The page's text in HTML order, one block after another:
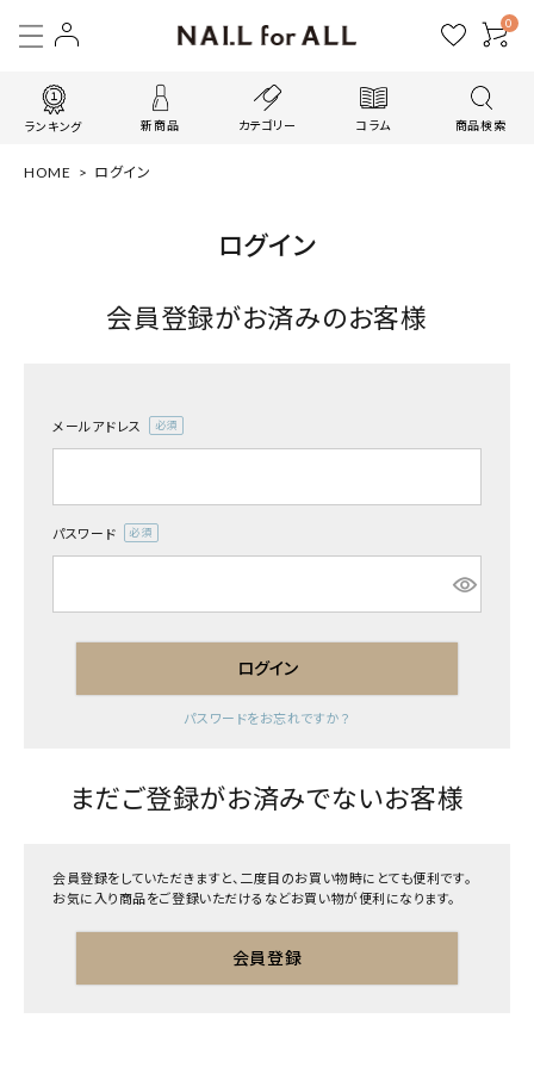
0
ランキング 新商品 カテゴリー コラム 商品検索
HOME ログイン
ログイン
会員登録がお済みのお客様
メールアドレス
パスワード
ログイン
パスワードをお忘れですか？
まだご登録がお済みでないお客様
会員登録をしていただきますと、二度目のお買い物時にとても便利です。
お気に入り商品をご登録いただけるなどお買い物が便利になります。
会員登録